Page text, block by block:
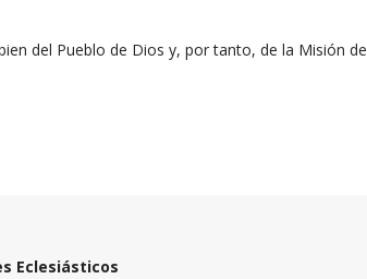
del Pueblo de Dios y, por tanto, de la Misión de
Eclesiásticos